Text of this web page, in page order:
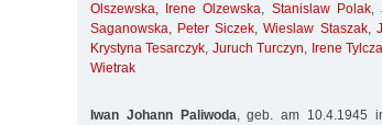
Olszewska, Irene Olzewska, Stanislaw Polak,
Saganowska, Peter Siczek,Wieslaw Staszak,
Krystyna Tesarczyk, Juruch Turczyn, Irene
Wietrak
Iwan Johann Paliwoda , geb. am 10.4.1945